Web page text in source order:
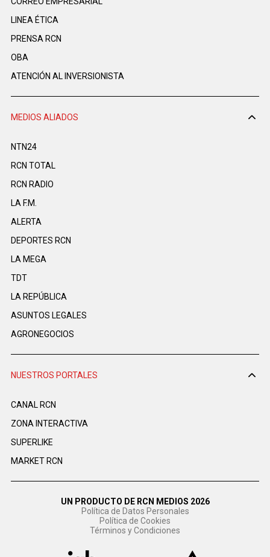
LINEA ÉTICA
PRENSA RCN
OBA
ATENCIÓN AL INVERSIONISTA
MEDIOS ALIADOS
NTN24
RCN TOTAL
RCN RADIO
LA F.M.
ALERTA
DEPORTES RCN
LA MEGA
TDT
LA REPÚBLICA
ASUNTOS LEGALES
AGRONEGOCIOS
NUESTROS PORTALES
CANAL RCN
ZONA INTERACTIVA
SUPERLIKE
MARKET RCN
UN PRODUCTO DE RCN MEDIOS 2026
Política de Datos Personales
Política de Cookies
Términos y Condiciones